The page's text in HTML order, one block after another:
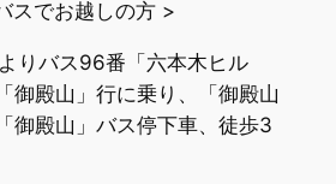
スでお越しの方 >
りバス96番「六本木ヒル
殿山」行に乗り、「御殿山
御殿山」バス停下車、徒歩3